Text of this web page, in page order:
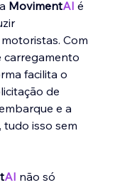
MovimentAI é
Com
carregamento﻿
facilita o
de
e a
isso sem
AI não só